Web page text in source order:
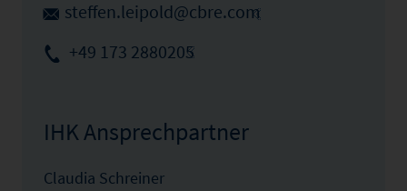
steffen.leipold@cbre.com
+49 173 2880205
IHK Ansprechpartner
Claudia Schreiner